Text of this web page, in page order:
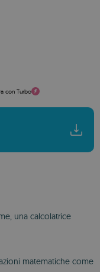
con Turbo
una calcolatrice
matematiche come